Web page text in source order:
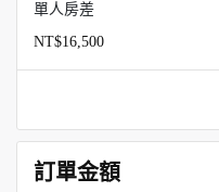
單人房差
NT$16,500
訂單金額